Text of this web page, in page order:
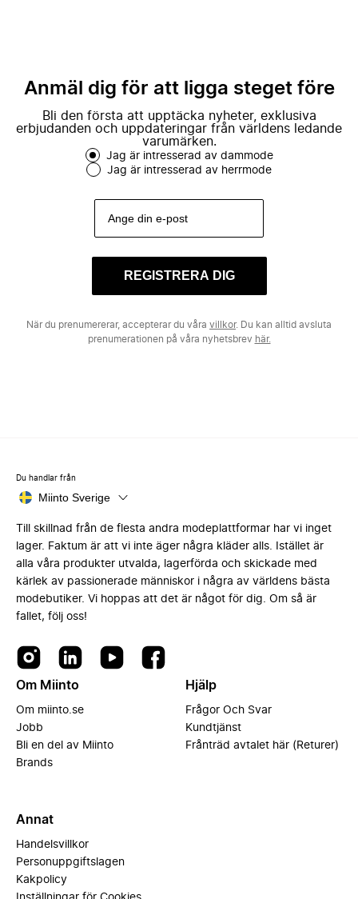
Anmäl dig för att ligga steget före
Bli den första att upptäcka nyheter, exklusiva
erbjudanden och uppdateringar från världens ledande
varumärken.
Jag är intresserad av dammode
Jag är intresserad av herrmode
REGISTRERA DIG
När du prenumererar, accepterar du våra villkor. Du kan alltid avsluta
prenumerationen på våra nyhetsbrev här.
Du handlar från
Miinto Sverige
Till skillnad från de flesta andra modeplattformar har vi inget
lager. Faktum är att vi inte äger några kläder alls. Istället är
alla våra produkter utvalda, lagerförda och skickade med
kärlek av passionerade människor i några av världens bästa
modebutiker. Vi hoppas att det är något för dig. Om så är
fallet, följ oss!
Om Miinto
Om miinto.se
Jobb
Bli en del av Miinto
Brands
Hjälp
Frågor Och Svar
Kundtjänst
Frånträd avtalet här (Returer)
Annat
Handelsvillkor
Personuppgiftslagen
Kakpolicy